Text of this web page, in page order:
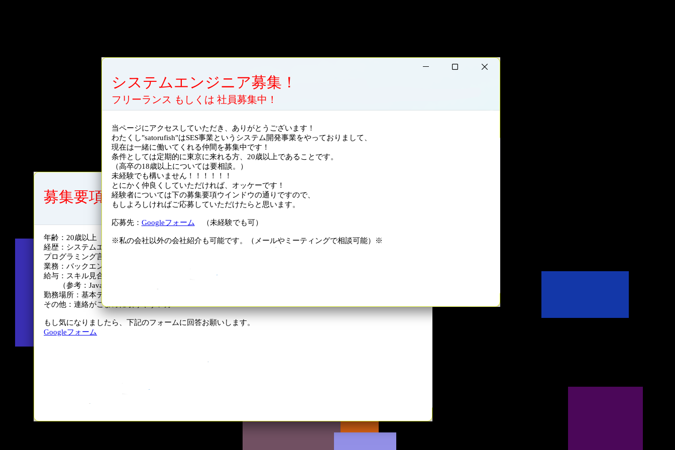
募集要項
年齢：20歳以上
経歴：システムエンジニア２年目以降の方
プログラミング言語：Java、JavaScript、Vue.js、TypeScript、SQL・・・などなど
業務：バックエンドとフロント開発、テスター、インフラ・・・などなど
給与：スキル見合い（直接お話ししないとわからないため。）
（参考：Java開発歴3年、開発や設計書作成可能なフリーランス65万円）
勤務場所：基本テレワーク（東京都内の現場）
その他：連絡がこまめに取りやすい方
もし気になりましたら、下記のフォームに回答お願いします。
Googleフォーム
システムエンジニア募集！
フリーランス もしくは 社員募集中！
当ページにアクセスしていただき、ありがとうございます！
わたくし"satorufish"はSES事業というシステム開発事業をやっておりまして、
現在は一緒に働いてくれる仲間を募集中です！
条件としては定期的に東京に来れる方、20歳以上であることです。
（高卒の18歳以上については要相談。）
未経験でも構いません！！！！！！
とにかく仲良くしていただければ、オッケーです！
経験者については下の募集要項ウインドウの通りですので、
もしよろしければご応募していただけたらと思います。
応募先： Googleフォーム （未経験でも可）
※私の会社以外の会社紹介も可能です。（メールやミーティングで相談可能）※